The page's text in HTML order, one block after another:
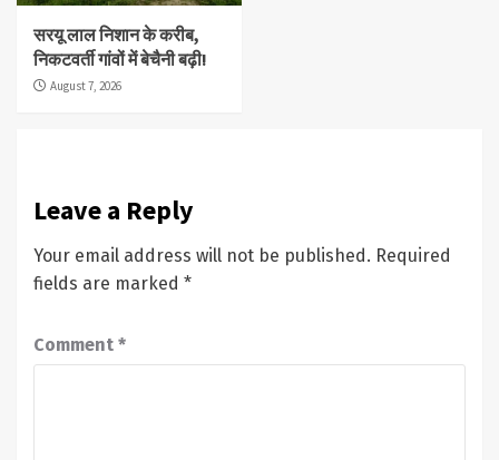
सरयू लाल निशान के करीब,
निकटवर्ती गांवों में बेचैनी बढ़ी!
August 7, 2026
Leave a Reply
Your email address will not be published. Required
fields are marked *
Comment *